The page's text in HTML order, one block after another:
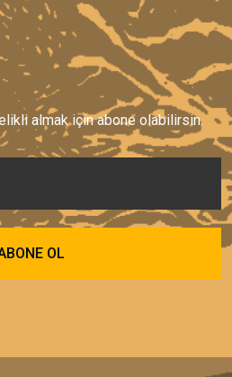
almak için abone olabilirsin.